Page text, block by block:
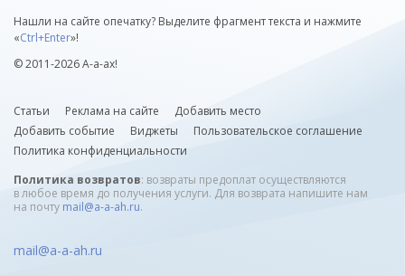
Нашли на сайте опечатку? Выделите фрагмент текста и нажмите
«Ctrl+Enter»!
© 2011-2026 А-а-ах!
Статьи Реклама на сайте
Добавить место
Добавить событие
Виджеты
Пользовательское соглашение
Политика конфиденциальности
Политика возвратов: возвраты предоплат осуществляются
в любое время до получения услуги. Для возврата напишите нам
на почту mail@a-a-ah.ru.
mail@a-a-ah.ru